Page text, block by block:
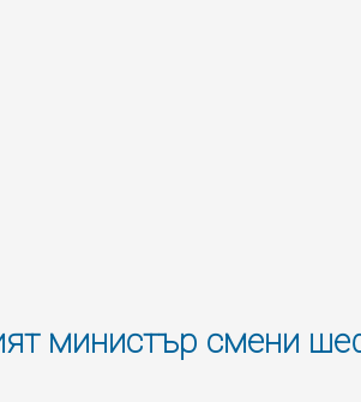
министър смени